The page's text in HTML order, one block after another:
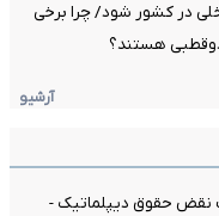
در کشور شود/ چرا برخی
دوقطبی هستند؟
آرشیو
نقض حقوق دیپلماتیک -